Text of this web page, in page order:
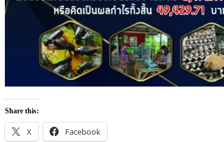
Share this:
X Facebook